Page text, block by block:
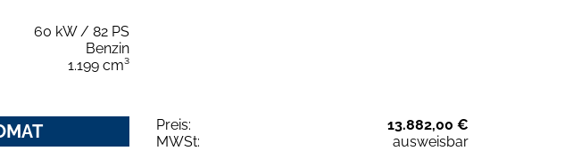
60 kW / 82 PS
Benzin
1.199 cm³
Preis:
13.882,00 €
MWSt:
ausweisbar